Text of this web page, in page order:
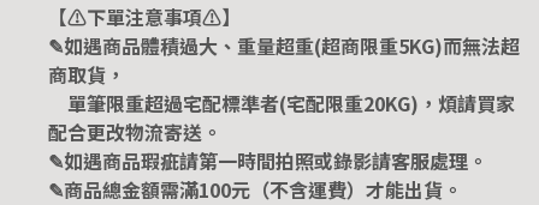
【⚠️下單注意事項⚠️】
✎如遇商品體積過大、重量超重(超商限重5KG)而無法超
商取貨，
單筆限重超過宅配標準者(宅配限重20KG)，煩請買家
配合更改物流寄送。
✎如遇商品瑕疵請第一時間拍照或錄影請客服處理。
✎商品總金額需滿100元（不含運費）才能出貨。